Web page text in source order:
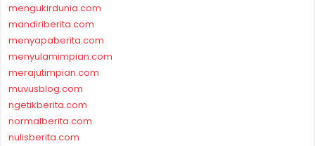
mengukirdunia.com
mandiriberita.com
menyapaberita.com
menyulamimpian.com
merajutimpian.com
muvusblog.com
ngetikberita.com
normalberita.com
nulisberita.com